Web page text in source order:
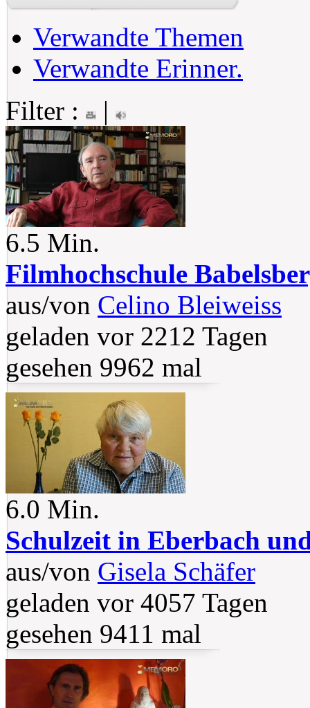
Verwandte Themen
Verwandte Erinner.
Filter :
|
6.5 Min.
Filmhochschule
aus/von Celino Bleiweiss
geladen vor 2212 Tagen
gesehen 9962 mal
6.0 Min.
Schulzeit in Eberbach
aus/von Gisela Schäfer
geladen vor 4057 Tagen
gesehen 9411 mal